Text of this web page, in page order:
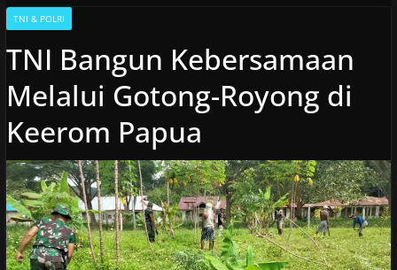
TNI & POLRI
TNI Bangun Kebersamaan
Melalui Gotong-Royong di
Keerom Papua